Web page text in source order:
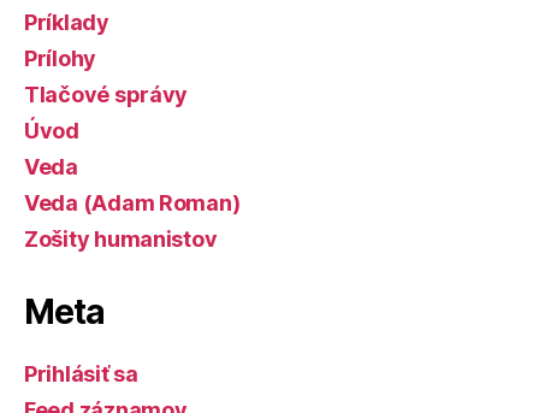
Príklady
Prílohy
Tlačové správy
Úvod
Veda
Veda (Adam Roman)
Zošity humanistov
Meta
Prihlásiť sa